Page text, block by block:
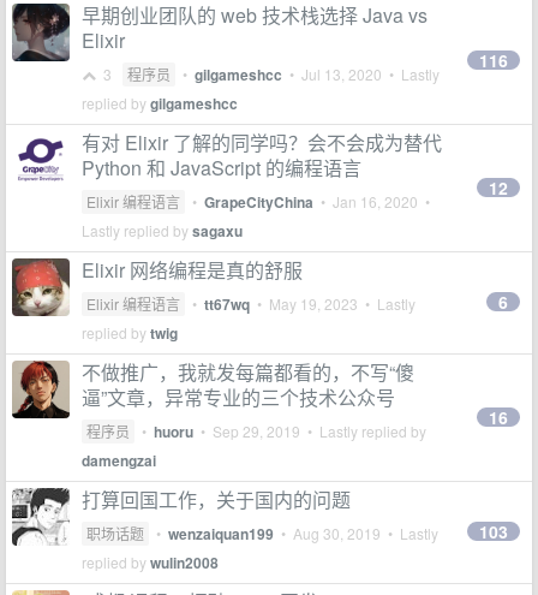
早期创业团队的 web 技术栈选择 Java vs
Elixir
3 程序员 • gilgameshcc • Jul 13, 2020 • Lastly
replied bygilgameshcc
116
有对 Elixir 了解的同学吗？会不会成为替代
Python 和 JavaScript 的编程语言
Elixir 编程语言 • GrapeCityChina • Jan 16, 2020 •
Lastly replied bysagaxu
12
Elixir 网络编程是真的舒服
Elixir 编程语言 • tt67wq • May 19, 2023 • Lastly
replied bytwig
6
不做推广，我就发每篇都看的，不写“傻
逼”文章，异常专业的三个技术公众号
程序员 • huoru • Sep 29, 2019 • Lastly replied by
damengzai
16
打算回国工作，关于国内的问题
职场话题 • wenzaiquan199 • Aug 30, 2019 • Lastly
replied bywulin2008
103